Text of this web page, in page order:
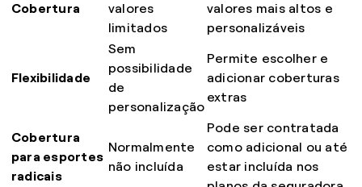
Cobertura
valores
limitados
valores mais altos e
personalizáveis
Flexibilidade
Sem
possibilidade
de
personalização
Permite escolher e
adicionar coberturas
extras
Cobertura
para esportes
radicais
Normalmente
não incluída
Pode ser contratada
como adicional ou até
estar incluída nos